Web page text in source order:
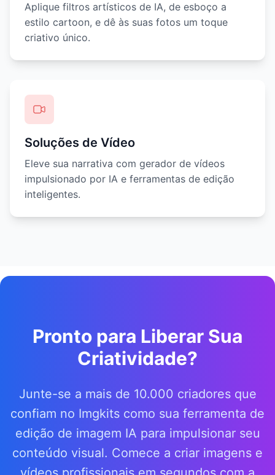
Aplique filtros artísticos de IA, de esboço a
estilo cartoon, e dê às suas fotos um toque
criativo único.
Soluções de Vídeo
Eleve sua narrativa com gerador de vídeos
impulsionado por IA e ferramentas de edição
inteligentes.
Pronto para Liberar Sua
Criatividade?
Junte-se a mais de 10.000 criadores que
confiam no Imgkits como sua ferramenta de
edição de imagem IA para impulsionar seu
conteúdo visual. Comece a criar imagens e